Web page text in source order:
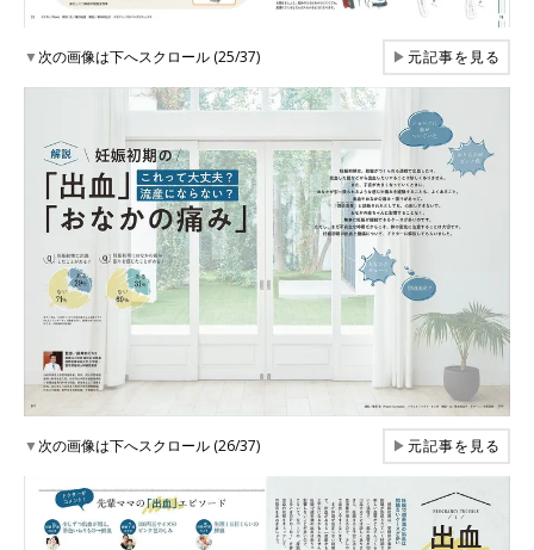
▼次の画像は下へスクロール (25/37) ▶元記事を見る
▼次の画像は下へスクロール (26/37) ▶元記事を見る